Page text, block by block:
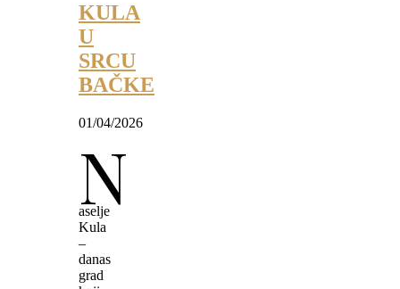
KULA
U
SRCU
BAČKE
01/04/2026
N
aselje
Kula
–
danas
grad